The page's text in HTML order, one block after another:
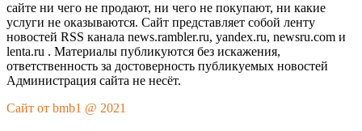
сайте ни чего не продают, ни чего не покупают, ни какие
услуги не оказываются. Сайт представляет собой ленту
новостей RSS канала news.rambler.ru, yandex.ru, newsru.com и
lenta.ru . Материалы публикуются без искажения,
ответственность за достоверность публикуемых новостей
Администрация сайта не несёт.
Сайт от bmb1 @ 2021